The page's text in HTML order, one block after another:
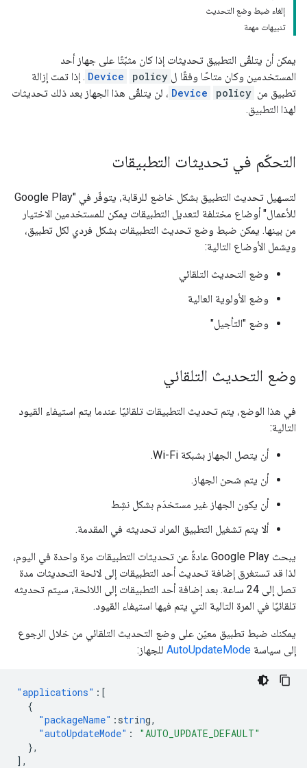
إلغاء ضبط وضع التحديث
تنبيهات مهمة
يمكن أن يتلقّى التطبيق تحديثات إذا كان مثبّتًا على جهاز أحد
المستخدمين وكان متاحًا وفقًا ل policy
Device . إذا تمت إزالة
تطبيق من policy
Device ، لن يتلقّى هذا الجهاز بعد ذلك تحديثات
لهذا التطبيق.
التحكّم في تحديثات التطبيقات
لتسهيل تحديث التطبيق بشكل خاضع للرقابة، يتوفّر في "Google Play
للأعمال" أوضاع مختلفة لتعديل التطبيقات يمكن للمستخدمين الاختيار
من بينها. يمكن ضبط وضع تحديث التطبيقات بشكل فردي لكل تطبيق،
ويشمل الأوضاع التالية:
وضع التحديث التلقائي
وضع الأولوية العالية
وضع "التأجيل"
وضع التحديث التلقائي
في هذا الوضع، يتم تحديث التطبيقات تلقائيًا عندما يتم استيفاء القيود
التالية:
أن يتصل الجهاز بشبكة Wi-Fi.
أن يتم شحن الجهاز.
أن يكون الجهاز غير مستخدَم بشكل نشِط
ألا يتم تشغيل التطبيق المراد تحديثه في المقدمة.
يبحث Google Play عادةً عن تحديثات التطبيقات مرة واحدة في اليوم،
لذا قد تستغرق إضافة تحديث أحد التطبيقات إلى لائحة التحديثات مدة
تصل إلى 24 ساعة. بعد إضافة أحد التطبيقات إلى اللائحة، سيتم تحديثه
تلقائيًا في المرة التالية التي يتم فيها استيفاء القيود.
يمكنك ضبط تطبيق معيّن على وضع التحديث التلقائي من خلال الرجوع
إلى سياسة AutoUpdateMode للجهاز:
"applications" :[
{
"packageName" : string,
"autoUpdateMode" :
"AUTO_UPDATE_DEFAULT"
},
],